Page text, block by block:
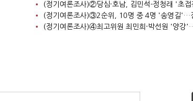
(정기여론조사)②당심·호남, 김민석-정청래 '초접